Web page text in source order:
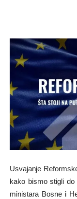
Usvajanje
kako bismo stigli
ministara Bosne i